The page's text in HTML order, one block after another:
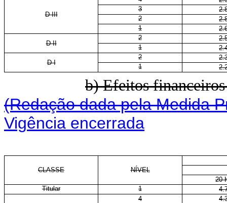
D III
3
2
1
D II
2
1
D I
2
1
b) Efeitos
(Redação dada pela Medida
Vigência encerrada
CLASSE
NÍVEL
20
Titular
1
4